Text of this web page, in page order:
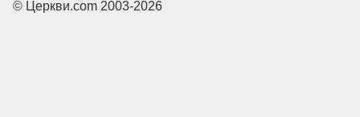
© Церкви.com 2003-2026